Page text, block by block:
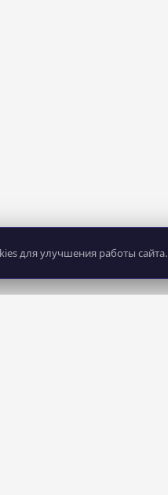
для улучшения работы сайта.